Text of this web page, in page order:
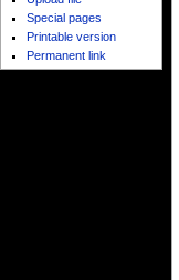
Special pages
Printable version
Permanent link